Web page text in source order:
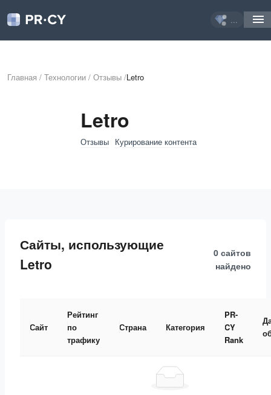
...
Главная / Технологии / Отзывы /Letro
Letro
Отзывы Курирование контента
Сайты, использующие
Letro
0 сайтов
найдено
Сайт
Рейтинг
по
трафику
Страна Категория
PR-
CY
Rank